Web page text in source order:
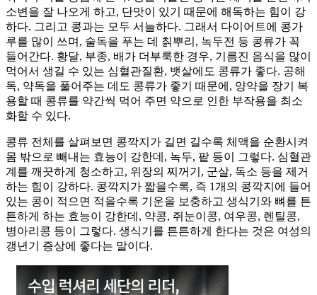
소변을 잘 나오게 하고, 단맛이 있기 때문에 해독하는 힘이 강
하다. 그리고 콩과는 모두 서늘하다. 그래서 다이어트에 콩가
루를 많이 쓰며, 술독을 푸는 데 칡뿌리, 녹두전 등 콩류가 꼭
들어간다. 황달, 부종, 배가 더부룩한 경우, 기름진 음식을 많이
먹어서 생길 수 있는 심혈관질환, 뱃살에도 콩류가 좋다. 공해
독, 약독을 풀어주는 데도 콩류가 좋기 때문에, 양약을 장기 복
용할 때 콩류를 약간씩 먹어 주면 약으로 인한 부작용을 최소
화할 수 있다.
콩류 전체를 살펴보면 콩깍지가 길면 길수록 체액을 순환시켜
몸 밖으로 빼내는 효능이 강한데, 녹두, 팥 등이 그렇다. 심혈관
계를 깨끗하게 청소하고, 위장의 찌꺼기, 군살, 독소 등을 제거
하는 힘이 강하다. 콩깍지가 짧을수록, 즉 1개의 콩깍지에 들어
있는 콩이 적으면 적을수록 기운을 보충하고 생식기와 뼈를 튼
튼하게 하는 효능이 강한데, 약콩, 쥐눈이콩, 여우콩, 렌틸콩,
병아리콩 등이 그렇다. 생식기를 튼튼하게 한다는 것은 여성의
갱년기 증상에 좋다는 말이다.